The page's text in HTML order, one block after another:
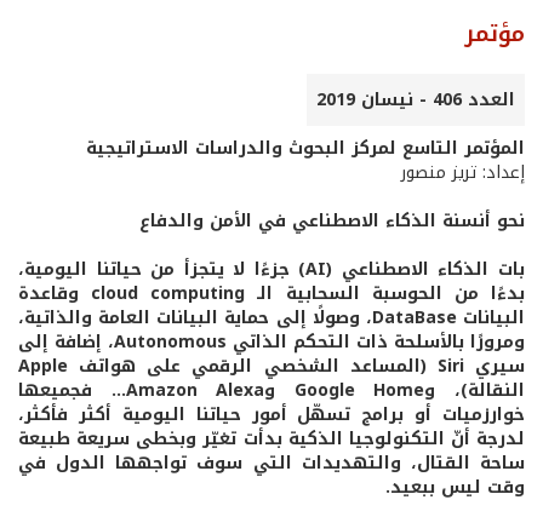
مؤتمر
العدد 406 - نيسان 2019
المؤتمر التاسع لمركز البحوث والدراسات الاستراتيجية
إعداد: تريز منصور
نحو أنسنة الذكاء الاصطناعي في الأمن والدفاع
بات الذكاء الاصطناعي (AI) جزءًا لا يتجزأ من حياتنا اليومية،
بدءًا من الحوسبة السحابية الـ cloud computing وقاعدة
البيانات DataBase، وصولًا إلى حماية البيانات العامة والذاتية،
ومرورًا بالأسلحة ذات التحكم الذاتي Autonomous، إضافة إلى
سيري Siri (المساعد الشخصي الرقمي على هواتف Apple
النقالة)، وGoogle Home وAmazon Alexa... فجميعها
خوارزميات أو برامج تسهّل أمور حياتنا اليومية أكثر فأكثر،
لدرجة أنّ التكنولوجيا الذكية بدأت تغيّر وبخطى سريعة طبيعة
ساحة القتال، والتهديدات التي سوف تواجهها الدول في
وقت ليس ببعيد.